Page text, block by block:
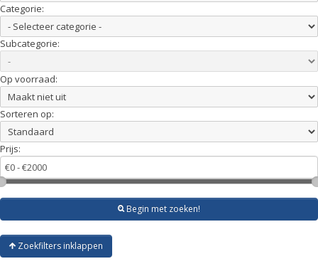
Categorie:
Subcategorie:
Op voorraad:
Sorteren op:
Prijs:
Begin met zoeken!
Zoekfilters inklappen